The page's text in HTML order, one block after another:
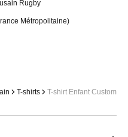
Rugby
Métropolitaine)
T-shirts T-shirt Enfant Custom